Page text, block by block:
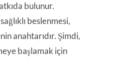
bulunur.
beslenmesi,
anahtarıdır. Şimdi,
başlamak için